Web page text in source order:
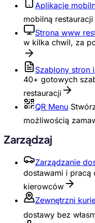
Aplikacje
mobilną
Strona www
w kilka chwil, za
Szablony stron
40+ gotowych
restauracji
QR Menu
możliwością
Zarządzaj
Zarządzanie
dostawami i pracą
kierowców
Zewnętrzni
dostawy bez